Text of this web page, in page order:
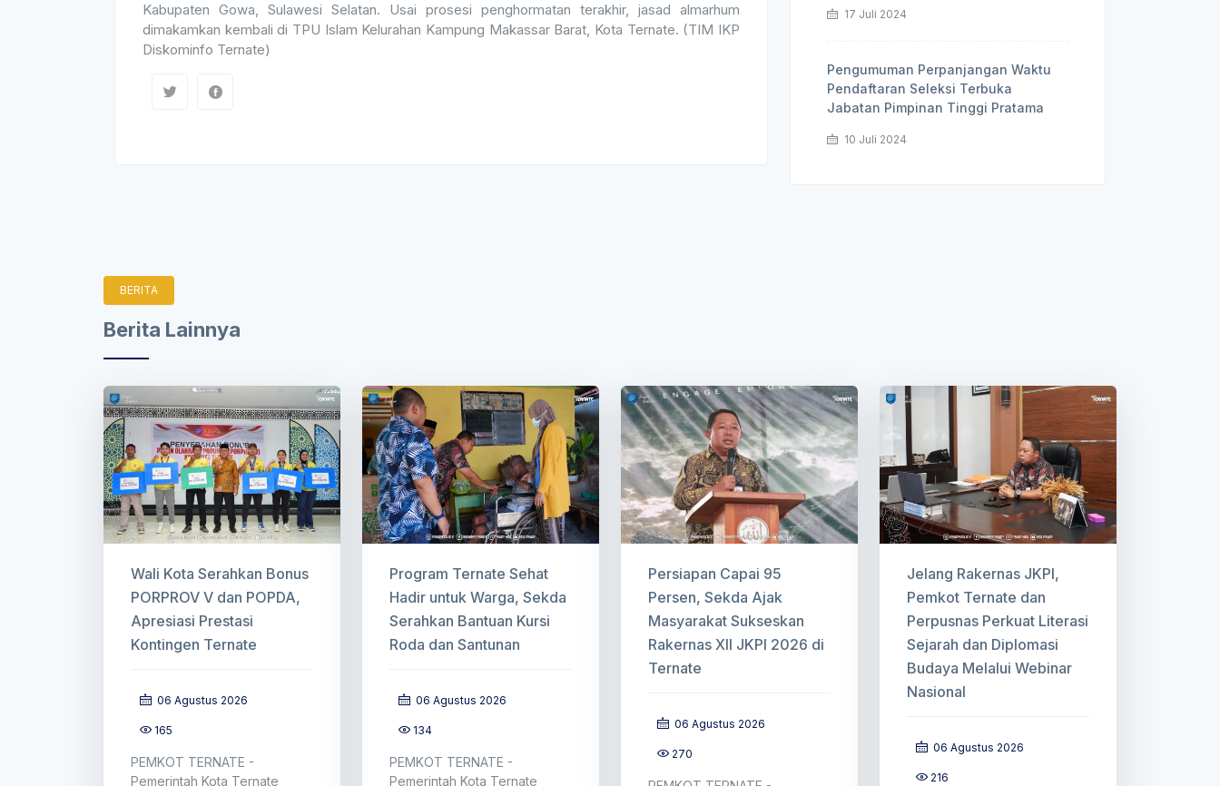
Kabupaten Gowa, Sulawesi Selatan. Usai prosesi penghormatan terakhir, jasad almarhum
dimakamkan kembali di TPU Islam Kelurahan Kampung Makassar Barat, Kota Ternate. (TIM IKP
Diskominfo Ternate)
17 Juli 2024
Pengumuman Perpanjangan Waktu
Pendaftaran Seleksi Terbuka
Jabatan Pimpinan Tinggi Pratama
10 Juli 2024
BERITA
Berita Lainnya
Wali Kota Serahkan Bonus
PORPROV V dan POPDA,
Apresiasi Prestasi
Kontingen Ternate
06 Agustus 2026
165
PEMKOT TERNATE -
Pemerintah Kota Ternate
Program Ternate Sehat
Hadir untuk Warga, Sekda
Serahkan Bantuan Kursi
Roda dan Santunan
06 Agustus 2026
134
PEMKOT TERNATE -
Pemerintah Kota Ternate
Persiapan Capai 95
Persen, Sekda Ajak
Masyarakat Sukseskan
Rakernas XII JKPI 2026 di
Ternate
06 Agustus 2026
270
Jelang Rakernas JKPI,
Pemkot Ternate dan
Perpusnas Perkuat Literasi
Sejarah dan Diplomasi
Budaya Melalui Webinar
Nasional
06 Agustus 2026
216